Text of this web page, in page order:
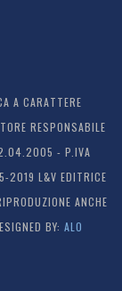
A CARATTERE
RESPONSABILE
- P.IVA
L&V EDITRICE
ANCHE
BY: ALO